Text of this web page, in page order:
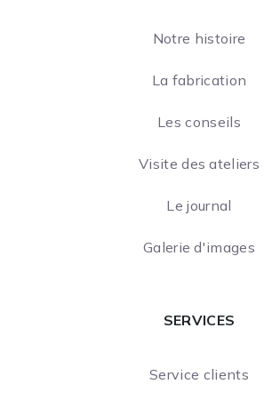
Notre histoire
La fabrication
Les conseils
Visite des ateliers
Le journal
Galerie d'images
SERVICES
Service clients